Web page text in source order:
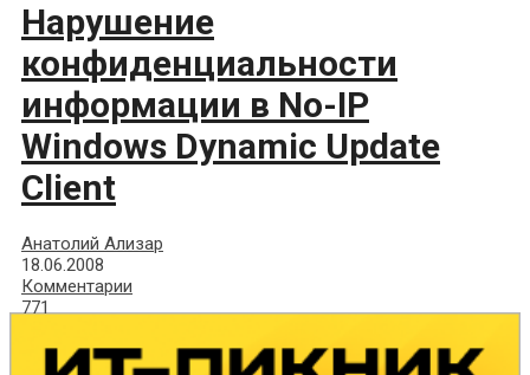
Нарушение
конфиденциальности
информации в No-IP
Windows Dynamic Update
Client
Анатолий Ализар
18.06.2008
Комментарии
771